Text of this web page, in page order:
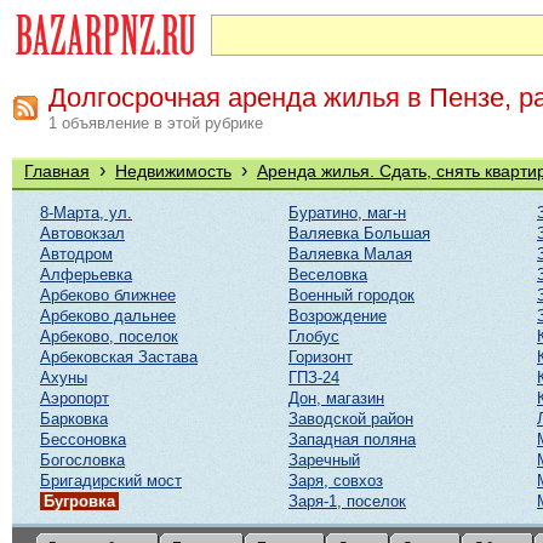
Долгосрочная аренда жилья в Пензе,
1 объявление в этой рубрике
Главная › Недвижимость › Аренда жилья. Сдать, снять
8-Марта, ул.
Автовокзал
Автодром
Алферьевка
Арбеково ближнее
Арбеково дальнее
Арбеково, поселок
Арбековская Застава
Ахуны
Аэропорт
Барковка
Бессоновка
Богословка
Бригадирский мост
Бугровка
Буратино, маг-н
Валяевка Большая
Валяевка Малая
Веселовка
Военный городок
Возрождение
Глобус
Горизонт
ГПЗ-24
Дон, магазин
Заводской район
Западная поляна
Заречный
Заря, совхоз
Заря-1, поселок